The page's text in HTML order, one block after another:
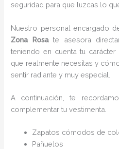
seguridad para que luzcas lo
Nuestro personal encargado
Zona Rosate asesora
teniendo en cuenta tu
que realmente necesitas y
sentir radiante y muy especial.
A continuación, te
complementar tu vestimenta.
Zapatos cómodos de
Pañuelos